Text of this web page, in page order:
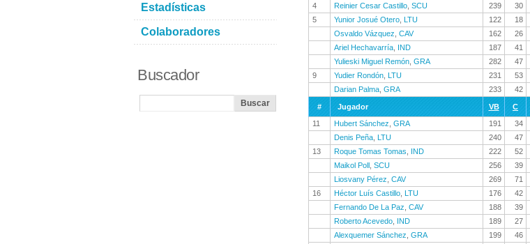
4
Reinier Cesar Castillo SCU 239 30
5
Yunior Josué Otero LTU 122 18
Osvaldo Vázquez CAV 162 26
Ariel Hechavarría IND 187 41
Yulieski Miguel Remón GRA 282 47
9
Yudier Rondón LTU 231 53
Darian Palma GRA 233 42
# Jugador VB C
11
Hubert Sánchez GRA 191 34
Denis Peña LTU 240 47
13
Roque Tomas Tomas IND 222 52
Maikol Poll SCU 256 39
Liosvany Pérez CAV 269 71
16
Héctor Luís Castillo LTU 176 42
Fernando De La Paz CAV 188 39
Roberto Acevedo IND 189 27
Alexquemer Sánchez GRA 199 46
Estadísticas
Colaboradores
Buscador